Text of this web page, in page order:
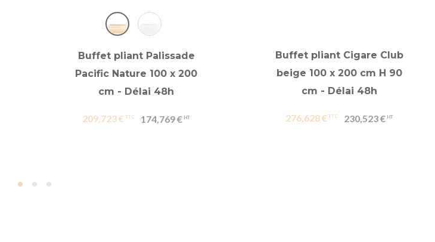
Buffet pliant Palissade
Pacific Nature 100 x 200
cm - Délai 48h
209,723 € 174,769 €
Buffet pliant Cigare Club
beige 100 x 200 cm H 90
cm - Délai 48h
276,628 € 230,523 €